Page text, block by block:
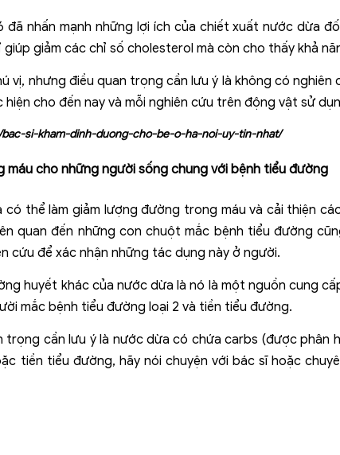
đã nhấn mạnh những lợi ích của chiết xuất nước dừa
giảm các chỉ số cholesterol mà còn cho thấy khả
vị, nhưng điều quan trọng cần lưu ý là không có
cho đến nay và mỗi nghiên cứu trên động vật sử
bac-si-kham-dinh-duong-cho-be-o-ha-noi-uy-tin-nhat/
cho những người sống chung với bệnh tiểu đường
thể làm giảm lượng đường trong máu và cải thiện
quan đến những con chuột mắc bệnh tiểu đường
cứu để xác nhận những tác dụng này ở người.
huyết khác của nước dừa là nó là một nguồn cung
mắc bệnh tiểu đường loại 2 và tiền tiểu đường.
trọng cần lưu ý là nước dừa có chứa carbs (được phân
tiền tiểu đường, hãy nói chuyện với bác sĩ hoặc